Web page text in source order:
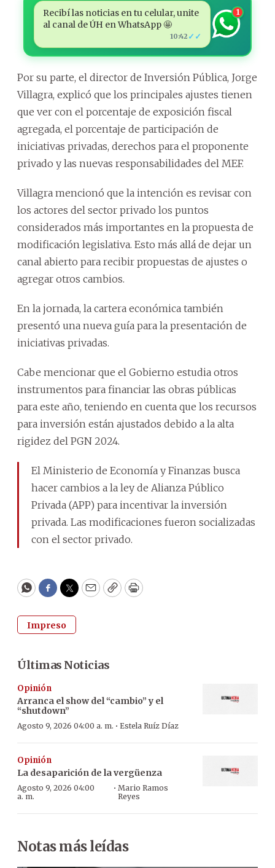
Recibí las noticias en tu celular, unite
al canal de ÚH en WhatsApp 🤩
10:42 ✓✓
1
Por su parte, el director de Inversión Pública, Jorge
Villagra, explicó que los principales ajustes tienen
que ver con el porcentaje de exposición fiscal
agregada, el porcentaje de participación de
iniciativas privadas, derechos para el proponente
privado y las nuevas responsabilidades del MEF.
Villagra mencionó que la intención es revisar con
los actores del sector privado los puntos
considerados más importantes en la propuesta de
modificación legislativa. Esto más allá de dejar un
canal abierto para recibir propuestas de ajustes o
agregar otros cambios.
En la jornada, la cartera económica también
presentó una nueva guía para la presentación de
iniciativas privadas.
Cabe mencionar que el Gobierno estudia otros
instrumentos para financiar las obras públicas
para este año, teniendo en cuenta que los recursos
para inversión están ajustados debido a la alta
rigidez del PGN 2024.
El Ministerio de Economía y Finanzas busca
hacer cambios a la ley de Alianza Público
Privada (APP) para incentivar la inversión
privada. Las modificaciones fueron socializadas
con el sector privado.
WhatsApp
Facebook
Twitter
EmailCopyPrint
Impreso
Últimas Noticias
Opinión
Arranca el show del “cambio” y el
“shutdown”
Agosto 9, 2026 04:00 a. m. · Estela Ruíz Díaz
Opinión
La desaparición de la vergüenza
Agosto 9, 2026 04:00
a. m.
· Mario Ramos
Reyes
Notas más leídas